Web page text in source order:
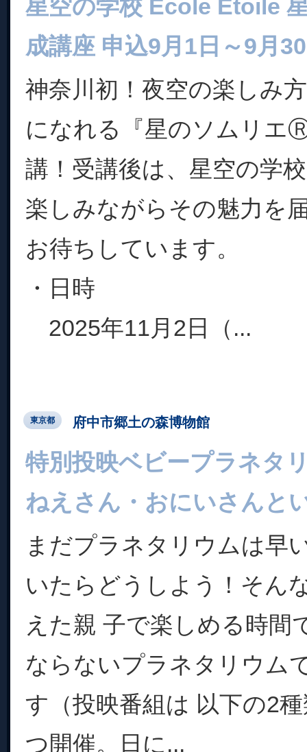
星空の学校 École Étoile
成講座 申込9月1日～9月
神奈川初！夜空の楽しみ
になれる『星のソムリエ
講！受講後は、星空の学
楽しみながらその魅力を
お待ちしています。
・日時
2025年11月2日（...
東京都 府中市郷土の森博物館
特別投映ベビープラネタ
ねえさん・おにいさんと
まだプラネタリウムは早
いたらどうしよう！そん
えた親 子で楽しめる時間
ならないプラネタリウム
す（投映番組は 以下の2
つ開催。日に...